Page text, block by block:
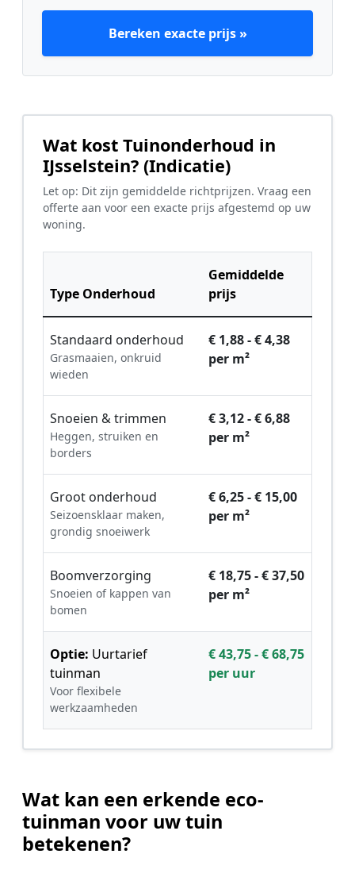
Bereken exacte prijs »
Wat kost Tuinonderhoud in
IJsselstein? (Indicatie)
Let op: Dit zijn gemiddelde richtprijzen. Vraag een
offerte aan voor een exacte prijs afgestemd op uw
woning.
Type Onderhoud
Gemiddelde
prijs
Standaard onderhoud
Grasmaaien, onkruid
wieden
€ 1,88 - € 4,38
per m²
Snoeien & trimmen
Heggen, struiken en
borders
€ 3,12 - € 6,88
per m²
Groot onderhoud
Seizoensklaar maken,
grondig snoeiwerk
€ 6,25 - € 15,00
per m²
Boomverzorging
Snoeien of kappen van
bomen
€ 18,75 - € 37,50
per m²
Optie: Uurtarief
tuinman
Voor flexibele
werkzaamheden
€ 43,75 - € 68,75
per uur
Wat kan een erkende eco-
tuinman voor uw tuin
betekenen?